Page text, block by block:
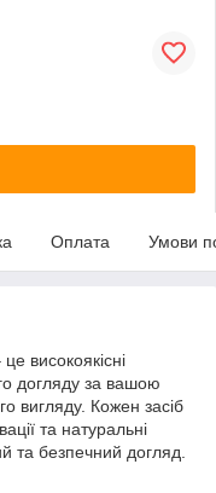
Оплата Умови
високоякісні
догляду за вашою
вигляду. Кожен засіб
та натуральні
та безпечний догляд.